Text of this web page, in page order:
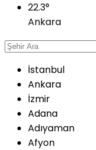
22.3°
Ankara
İstanbul
Ankara
İzmir
Adana
Adıyaman
Afyon